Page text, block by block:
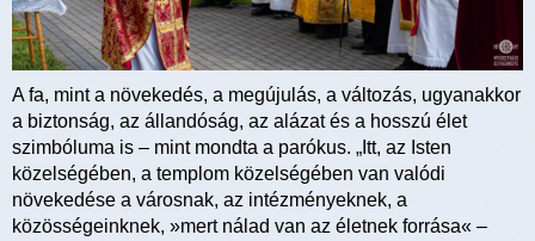
A fa, mint a növekedés, a megújulás, a változás, ugyanakkor
a biztonság, az állandóság, az alázat és a hosszú élet
szimbóluma is – mint mondta a parókus. „Itt, az Isten
közelségében, a templom közelségében van valódi
növekedése a városnak, az intézményeknek, a
közösségeinknek, »mert nálad van az életnek forrása« –